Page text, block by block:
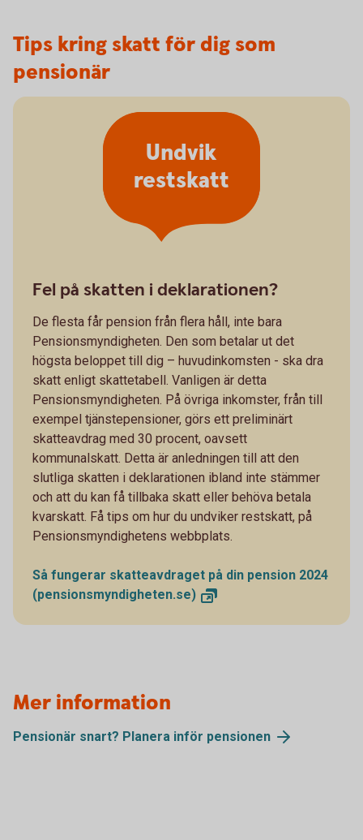
Tips kring skatt för dig som
pensionär
Undvik
restskatt
Fel på skatten i deklarationen?
De flesta får pension från flera håll, inte bara
Pensionsmyndigheten. Den som betalar ut det
högsta beloppet till dig – huvudinkomsten - ska dra
skatt enligt skattetabell. Vanligen är detta
Pensionsmyndigheten. På övriga inkomster, från till
exempel tjänstepensioner, görs ett preliminärt
skatteavdrag med 30 procent, oavsett
kommunalskatt. Detta är anledningen till att den
slutliga skatten i deklarationen ibland inte stämmer
och att du kan få tillbaka skatt eller behöva betala
kvarskatt. Få tips om hur du undviker restskatt, på
Pensionsmyndighetens webbplats.
Så fungerar skatteavdraget på din pension 2024
(pensionsmyndigheten.se)
Mer information
Pensionär snart? Planera inför pensionen